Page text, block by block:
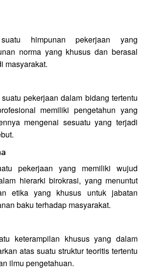
himpunan pekerjaan yang
norma yang khusus dan berasal
masyarakat.
pekerjaan dalam bidang tertentu
memiliki pengetahun yang
mengenai sesuatu yang terjadi
pekerjaan yang memiliki wujud
hierarki birokrasi, yang menuntut
etika yang khusus untuk jabatan
baku terhadap masyarakat.
keterampilan khusus yang dalam
atas suatu struktur teoritis tertentu
ilmu pengetahuan.